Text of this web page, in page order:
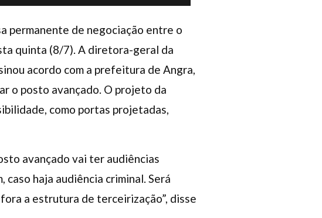
permanente de negociação entre o
quinta (8/7). A diretora-geral da
acordo com a prefeitura de Angra,
o posto avançado. O projeto da
como portas projetadas,
avançado vai ter audiências
haja audiência criminal. Será
a estrutura de terceirização”, disse